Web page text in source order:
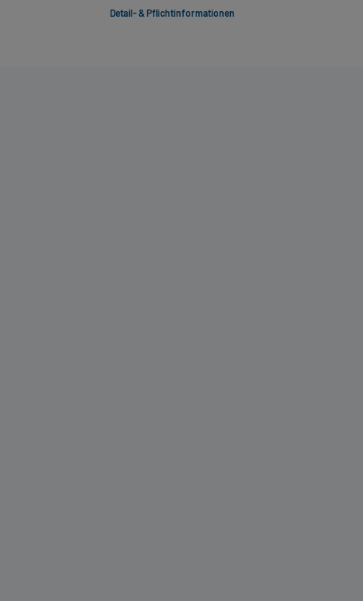
Detail- & Pflichtinformationen